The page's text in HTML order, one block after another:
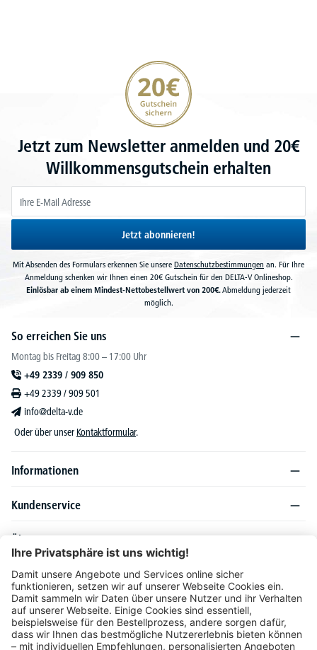
20€ Gutschein sichern
Jetzt zum Newsletter anmelden und 20€
Willkommensgutschein erhalten
Jetzt abonnieren!
Mit Absenden des Formulars erkennen Sie unsere Datenschutzbestimmungen an. Für Ihre
Anmeldung schenken wir Ihnen einen 20€ Gutschein für den DELTA-V Onlineshop.
Einlösbar ab einem Mindest-Nettobestellwert von 200€.Abmeldung jederzeit
möglich.
So erreichen Sie uns
Montag bis Freitag 8:00 – 17:00 Uhr
+49 2339 / 909 850
+49 2339 / 909 501
info@delta-v.de
Oder über unser Kontaktformular.
Informationen
Kundenservice
Über DELTA-V
Produktsortiment
Ratgeber